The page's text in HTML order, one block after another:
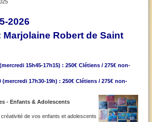
2026
Marjolaine Robert de Saint
15h45-17h15) : 250€ Clétiens / 275€ non-
(mercredi 17h30-19h) : 250€ Clétiens / 275€ non-
- Enfants & Adolescents
de vos enfants et adolescents